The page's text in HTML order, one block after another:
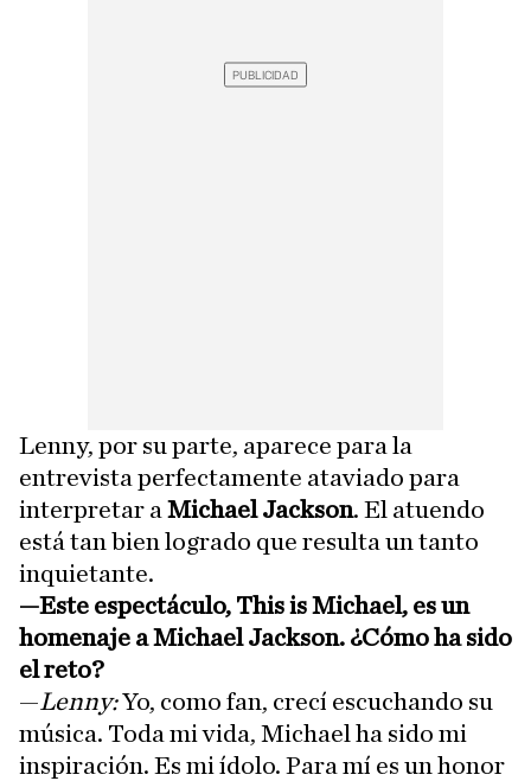
Lenny, por su parte, aparece para la
entrevista perfectamente ataviado para
interpretar a Michael Jackson. El atuendo
está tan bien logrado que resulta un tanto
inquietante.
—Este espectáculo, This is Michael, es un
homenaje a Michael Jackson. ¿Cómo ha sido
el reto?
—Lenny:Yo, como fan, crecí escuchando su
música. Toda mi vida, Michael ha sido mi
inspiración. Es mi ídolo. Para mí es un honor